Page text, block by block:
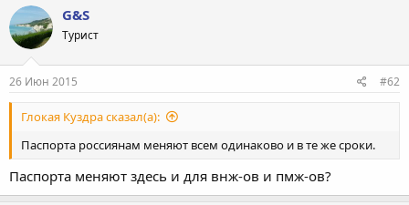
G&S
Турист
26 Июн 2015 #62
Глокая Куздра сказал(а):
Паспорта россиянам меняют всем одинаково и в те же сроки.
Паспорта меняют здесь и для внж-ов и пмж-ов?